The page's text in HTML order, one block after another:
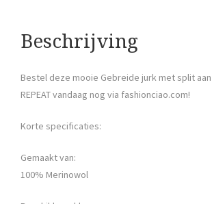
Beschrijving
Bestel deze mooie Gebreide jurk met split
REPEAT vandaag nog via fashionciao.com!
Korte specificaties:
Gemaakt van:
100% Merinowol